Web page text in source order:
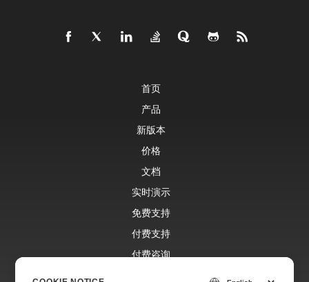
首页
产品
新版本
价格
文档
实时演示
免费支持
付费支持
付费咨询